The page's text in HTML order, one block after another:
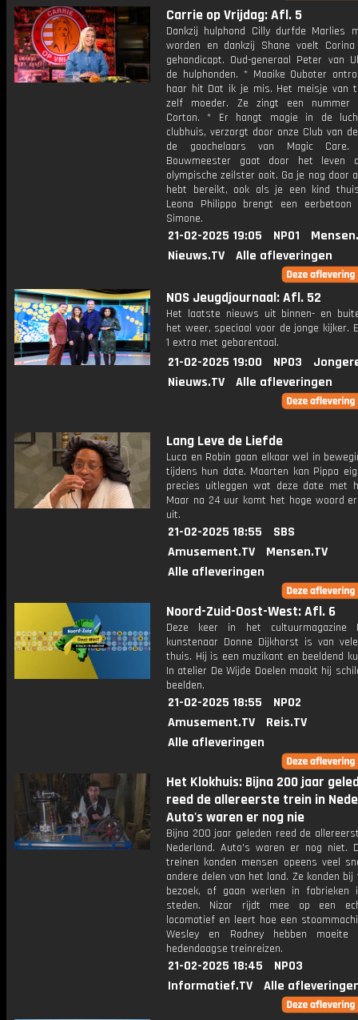
Carrie op Vrijdag: Afl. 5
Dankzij hulphond Cilly durfde Marlies
worden en dankzij Shane voelt
gehandicapt. Oud-generaal Peter van
de hulphonden. * Maaike Ouboter
haar hit Dat ik je mis. Het meisje van
zelf moeder. Ze zingt een nummer
Corton. * Er hangt magie in de
clubhuis, verzorgt door onze Club van
de goochelaars van Magic
Bouwmeester gaat door het leven
olympische zeilster ooit. Ga je nog door
hebt bereikt, ook als je een kind
Leona Philippo brengt een eerbetoon
Simone.
21-02-2025 19:05 NPO1
Nieuws.TV
Alle afleveringen
NOS Jeugdjournaal: Afl. 52
Het laatste nieuws uit binnen- en
het weer, speciaal voor de jonge kijker.
1 extra met gebarentaal.
21-02-2025 19:00 NPO3
Nieuws.TV
Alle afleveringen
Lang Leve de Liefde
Luca en Robin gaan elkaar wel in
tijdens hun date. Maarten kan Pippa
precies uitleggen wat deze date met
Maar na 24 uur komt het hoge woord
uit.
21-02-2025 18:55
SBS
Amusement.TV
Mensen.TV
Alle afleveringen
Noord-Zuid-Oost-West: Afl. 6
Deze keer in het cultuurmagazine
kunstenaar Donne Dijkhorst is van
thuis. Hij is een muzikant en beeldend
In atelier De Wijde Doelen maakt hij
beelden.
21-02-2025 18:55
NPO2
Amusement.TV
Reis.TV
Alle afleveringen
Het Klokhuis: Bijna 200 jaar
reed de allereerste trein in
Auto's waren er nog nie
Bijna 200 jaar geleden reed de
Nederland. Auto's waren er nog niet.
treinen konden mensen opeens veel
andere delen van het land. Ze konden
bezoek, of gaan werken in fabrieken
steden. Nizar rijdt mee op een
locomotief en leert hoe een
Wesley en Rodney hebben
hedendaagse treinreizen.
21-02-2025 18:45
NPO3
Informatief.TV
Alle